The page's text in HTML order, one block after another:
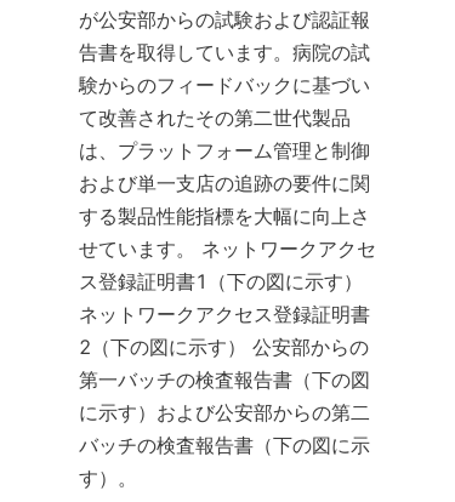
が公安部からの試験および認証報
告書を取得しています。病院の試
験からのフィードバックに基づい
て改善されたその第二世代製品
は、プラットフォーム管理と制御
および単一支店の追跡の要件に関
する製品性能指標を大幅に向上さ
せています。 ネットワークアクセ
ス登録証明書1（下の図に示す）
ネットワークアクセス登録証明書
2（下の図に示す） 公安部からの
第一バッチの検査報告書（下の図
に示す）および公安部からの第二
バッチの検査報告書（下の図に示
す）。